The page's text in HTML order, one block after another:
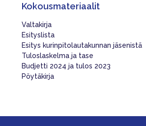
Kokousmateriaalit
Valtakirja
Esityslista
Esitys kurinpitolautakunnan jäsenistä
Tuloslaskelma ja tase
Budjetti 2024 ja tulos 2023
Pöytäkirja